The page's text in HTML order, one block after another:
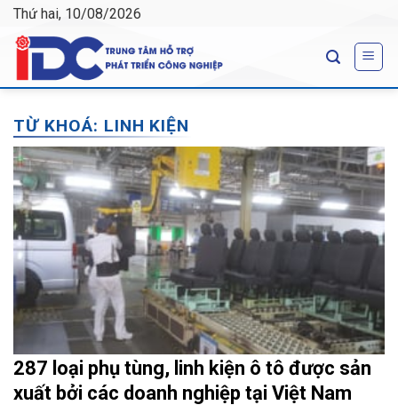
Skip
content
Thứ hai, 10/08/2026
TỪ KHOÁ: LINH KIỆN
287 loại phụ tùng, linh kiện ô tô được sản
xuất bởi các doanh nghiệp tại Việt Nam